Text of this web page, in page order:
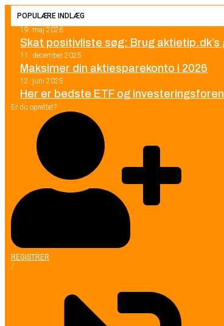
POPULÆRE INDLÆG
19. maj 2026
Skat positivliste søg: Brug
11. december 2025
Maksimer din aktiesparekonto i 2026
12. juni 2025
Her er bedste ETF og
Er du oprettet?
REGISTRER
/